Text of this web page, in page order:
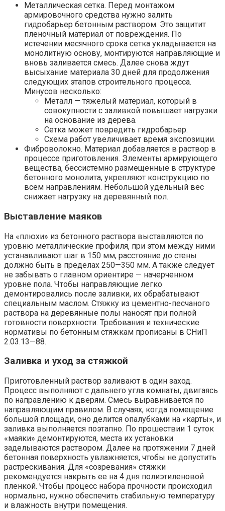
Металлическая сетка. Перед монтажом
армировочного средства нужно залить
гидробарьер бетонным раствором. Это защитит
пленочный материал от повреждения. По
истечении месячного срока сетка укладывается на
монолитную основу, монтируются направляющие и
вновь заливается смесь. Далее снова ждут
высыхание материала 30 дней для продолжения
следующих этапов строительного процесса.
Минусов несколько:
Металл — тяжелый материал, который в
совокупности с заливкой повышает нагрузки
на основание из дерева.
Сетка может повредить гидробарьер.
Схема работ увеличивает время экспозиции.
Фиброволокно. Материал добавляется в раствор в
процессе приготовления. Элементы армирующего
вещества, бессистемно размещенные в структуре
бетонного монолита, укрепляют конструкцию по
всем направлениям. Небольшой удельный вес
снижает нагрузку на деревянный пол.
Выставление маяков
На «плюхи» из бетонного раствора выставляются по
уровню металлические профиля, при этом между ними
устанавливают шаг в 150 мм, расстояние до стены
должно быть в пределах 250—350 мм. А также следует
не забывать о главном ориентире — начерченном
уровне пола. Чтобы направляющие легко
демонтировались после заливки, их обрабатывают
специальным маслом. Стяжку из цементно-песчаного
раствора на деревянные полы наносят при полной
готовности поверхности. Требования и технические
нормативы по бетонным стяжкам прописаны в СНиП
2.03.13—88.
Заливка и уход за стяжкой
Приготовленный раствор заливают в один заход.
Процесс выполняют с дальнего угла комнаты, двигаясь
по направлению к дверям. Смесь выравнивается по
направляющим правилом. В случаях, когда помещение
большой площади, оно делится опалубками на «карты», и
заливка выполняется поэтапно. По прошествии 1 суток
«маяки» демонтируются, места их установки
заделываются раствором. Далее на протяжении 7 дней
бетонная поверхность увлажняется, чтобы не допустить
растрескивания. Для «созревания» стяжки
рекомендуется накрыть ее на 4 дня полиэтиленовой
пленкой. Чтобы процесс набора прочности происходил
нормально, нужно обеспечить стабильную температуру
и влажность внутри помещения.